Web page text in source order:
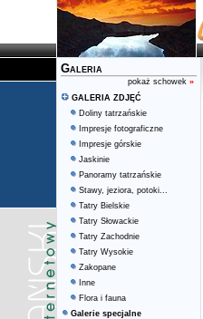
Galeria
pokaż schowek »
GALERIA ZDJĘĆ
Doliny tatrzańskie
Impresje fotograficzne
Impresje górskie
Jaskinie
Panoramy tatrzańskie
Stawy, jeziora, potoki...
Tatry Bielskie
Tatry Słowackie
Tatry Zachodnie
Tatry Wysokie
Zakopane
Inne
Flora i fauna
Galerie specjalne